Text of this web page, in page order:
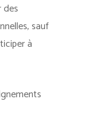
sauf
à